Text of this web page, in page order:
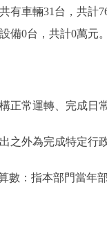
車輛31台，共計
備0台，共計0萬元
常運轉、完成日
外為完成特定行
：指本部門當年部